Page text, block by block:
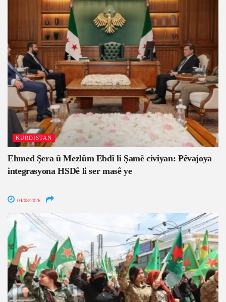
KURDISTAN
Ehmed Şera û Mezlûm Ebdî li Şamê civiyan: Pêvajoya
integrasyona HSDê li ser masê ye
04/08/2026